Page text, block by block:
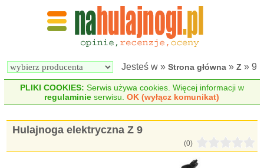
Wyszukiwarka
elektrycznych
elektrycznych
Jesteś w » Strona główna » Z » 9
PLIKI COOKIES: Serwis używa cookies. Więcej informacji w
regulaminie serwisu.OK (wyłącz komunikat)
Hulajnoga elektryczna Z 9
(0)